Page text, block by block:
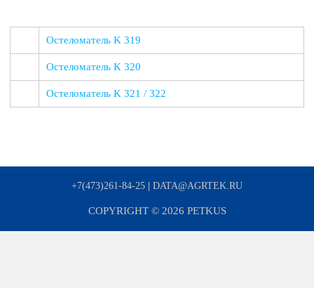
Остеломатель K 319
Остеломатель K 320
Остеломатель K 321 / 322
+7(473)261-84-25 DATA@AGRTEK.RU
COPYRIGHT © 2026 PETKUS